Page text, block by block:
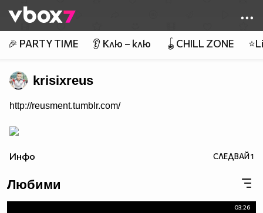
👾
🎉 PARTY TIME 👂 Клю – клю 🪀CHILL ZONE
krisixreus
http://reusment.tumblr.com/
Инфо СЛЕДВАЙ1
Любими
03:26